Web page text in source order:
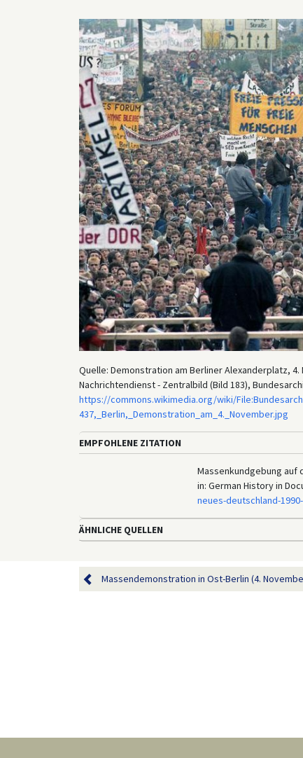
Quelle: Demonstration am Berliner Alexanderplatz,
Nachrichtendienst - Zentralbild (Bild 183),
https://commons.wikimedia.org/wiki/
437,_Berlin,_Demonstration_am_4._November.jpg
EMPFOHLENE ZITATION
Massenkundgebung auf
in: German History in
neues-deutschland-
ÄHNLICHE QUELLEN
Massendemonstration in Ost-Berlin (4.